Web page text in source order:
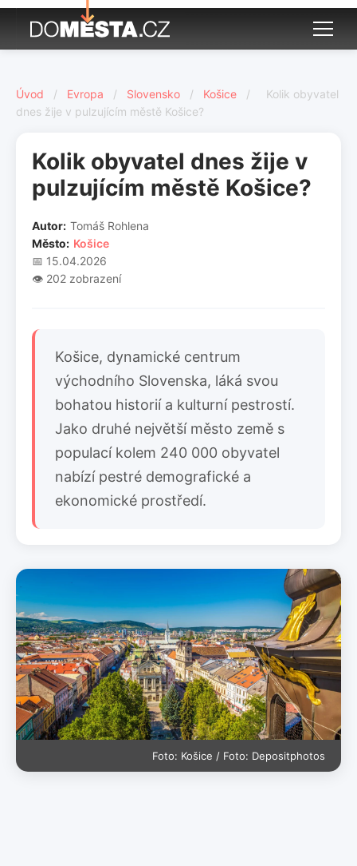
Úvod / Evropa / Slovensko / Košice /
Kolik obyvatel
dnes žije v pulzujícím městě Košice?
Kolik obyvatel dnes žije v
pulzujícím městě Košice?
Autor: Tomáš Rohlena
Město: Košice
📅 15.04.2026
👁️ 202 zobrazení
Košice, dynamické centrum
východního Slovenska, láká svou
bohatou historií a kulturní pestrostí.
Jako druhé největší město země s
populací kolem 240 000 obyvatel
nabízí pestré demografické a
ekonomické prostředí.
Foto: Košice / Foto: Depositphotos